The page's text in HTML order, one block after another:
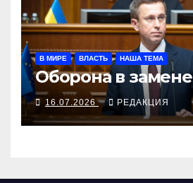
В МИРЕ ВЛАСТЬ НАША ТЕМА
Оборона в замене
16.07.2026 РЕДАКЦИЯ